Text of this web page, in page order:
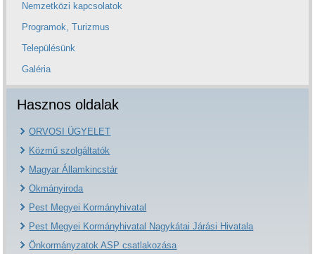
Nemzetközi kapcsolatok
Programok, Turizmus
Településünk
Galéria
Hasznos oldalak
ORVOSI ÜGYELET
Közmű szolgáltatók
Magyar Államkincstár
Okmányiroda
Pest Megyei Kormányhivatal
Pest Megyei Kormányhivatal Nagykátai Járási Hivatala
Önkormányzatok ASP csatlakozása